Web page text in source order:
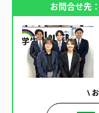
お問合せ先
\